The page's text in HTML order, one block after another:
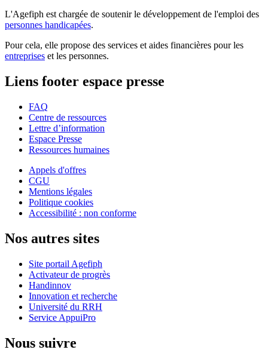
L'Agefiph est chargée de soutenir le développement de l'emploi des
personnes handicapées.
Pour cela, elle propose des services et aides financières pour les
entreprises et les personnes.
Liens footer espace presse
FAQ
Centre de ressources
Lettre d’information
Espace Presse
Ressources humaines
Appels d'offres
CGU
Mentions légales
Politique cookies
Accessibilité : non conforme
Nos autres sites
Site portail Agefiph
Activateur de progrès
Handinnov
Innovation et recherche
Université du RRH
Service AppuiPro
Nous suivre